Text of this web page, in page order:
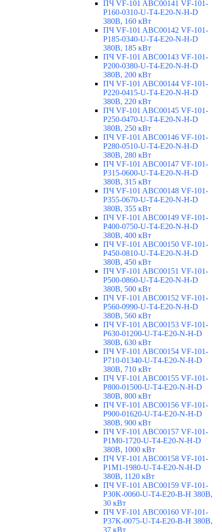
ПЧ VF-101 ABC00141 VF-101-
P160-0310-U-T4-E20-N-H-D
380В, 160 кВт
ПЧ VF-101 ABC00142 VF-101-
P185-0340-U-T4-E20-N-H-D
380В, 185 кВт
ПЧ VF-101 ABC00143 VF-101-
P200-0380-U-T4-E20-N-H-D
380В, 200 кВт
ПЧ VF-101 ABC00144 VF-101-
P220-0415-U-T4-E20-N-H-D
380В, 220 кВт
ПЧ VF-101 ABC00145 VF-101-
P250-0470-U-T4-E20-N-H-D
380В, 250 кВт
ПЧ VF-101 ABC00146 VF-101-
P280-0510-U-T4-E20-N-H-D
380В, 280 кВт
ПЧ VF-101 ABC00147 VF-101-
P315-0600-U-T4-E20-N-H-D
380В, 315 кВт
ПЧ VF-101 ABC00148 VF-101-
P355-0670-U-T4-E20-N-H-D
380В, 355 кВт
ПЧ VF-101 ABC00149 VF-101-
P400-0750-U-T4-E20-N-H-D
380В, 400 кВт
ПЧ VF-101 ABC00150 VF-101-
P450-0810-U-T4-E20-N-H-D
380В, 450 кВт
ПЧ VF-101 ABC00151 VF-101-
P500-0860-U-T4-E20-N-H-D
380В, 500 кВт
ПЧ VF-101 ABC00152 VF-101-
P560-0990-U-T4-E20-N-H-D
380В, 560 кВт
ПЧ VF-101 ABC00153 VF-101-
P630-01200-U-T4-E20-N-H-D
380В, 630 кВт
ПЧ VF-101 ABC00154 VF-101-
P710-01340-U-T4-E20-N-H-D
380В, 710 кВт
ПЧ VF-101 ABC00155 VF-101-
P800-01500-U-T4-E20-N-H-D
380В, 800 кВт
ПЧ VF-101 ABC00156 VF-101-
P900-01620-U-T4-E20-N-H-D
380В, 900 кВт
ПЧ VF-101 ABC00157 VF-101-
P1M0-1720-U-T4-E20-N-H-D
380В, 1000 кВт
ПЧ VF-101 ABC00158 VF-101-
P1M1-1980-U-T4-E20-N-H-D
380В, 1120 кВт
ПЧ VF-101 ABC00159 VF-101-
P30K-0060-U-T4-E20-B-H 380В,
30 кВт
ПЧ VF-101 ABC00160 VF-101-
P37K-0075-U-T4-E20-B-H 380В,
37 кВт